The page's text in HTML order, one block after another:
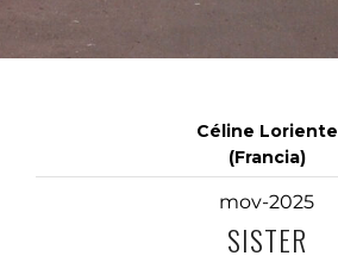
Céline Loriente
(Francia)
mov-2025
SISTER